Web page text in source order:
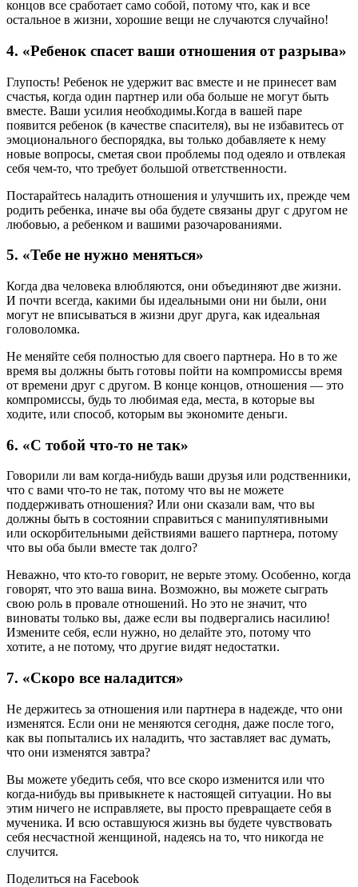
концов все сработает само собой, потому что, как и все
остальное в жизни, хорошие вещи не случаются случайно!
4. «Ребенок спасет ваши отношения от разрыва»
Глупость! Ребенок не удержит вас вместе и не принесет вам
счастья, когда один партнер или оба больше не могут быть
вместе. Ваши усилия необходимы.Когда в вашей паре
появится ребенок (в качестве спасителя), вы не избавитесь от
эмоционального беспорядка, вы только добавляете к нему
новые вопросы, сметая свои проблемы под одеяло и отвлекая
себя чем-то, что требует большой ответственности.
Постарайтесь наладить отношения и улучшить их, прежде чем
родить ребенка, иначе вы оба будете связаны друг с другом не
любовью, а ребенком и вашими разочарованиями.
5. «Тебе не нужно меняться»
Когда два человека влюбляются, они объединяют две жизни.
И почти всегда, какими бы идеальными они ни были, они
могут не вписываться в жизни друг друга, как идеальная
головоломка.
Не меняйте себя полностью для своего партнера. Но в то же
время вы должны быть готовы пойти на компромиссы время
от времени друг с другом. В конце концов, отношения — это
компромиссы, будь то любимая еда, места, в которые вы
ходите, или способ, которым вы экономите деньги.
6. «С тобой что-то не так»
Говорили ли вам когда-нибудь ваши друзья или родственники,
что с вами что-то не так, потому что вы не можете
поддерживать отношения? Или они сказали вам, что вы
должны быть в состоянии справиться с манипулятивными
или оскорбительными действиями вашего партнера, потому
что вы оба были вместе так долго?
Неважно, что кто-то говорит, не верьте этому. Особенно, когда
говорят, что это ваша вина. Возможно, вы можете сыграть
свою роль в провале отношений. Но это не значит, что
виноваты только вы, даже если вы подвергались насилию!
Измените себя, если нужно, но делайте это, потому что
хотите, а не потому, что другие видят недостатки.
7. «Скоро все наладится»
Не держитесь за отношения или партнера в надежде, что они
изменятся. Если они не меняются сегодня, даже после того,
как вы попытались их наладить, что заставляет вас думать,
что они изменятся завтра?
Вы можете убедить себя, что все скоро изменится или что
когда-нибудь вы привыкнете к настоящей ситуации. Но вы
этим ничего не исправляете, вы просто превращаете себя в
мученика. И всю оставшуюся жизнь вы будете чувствовать
себя несчастной женщиной, надеясь на то, что никогда не
случится.
Поделиться на Facebook